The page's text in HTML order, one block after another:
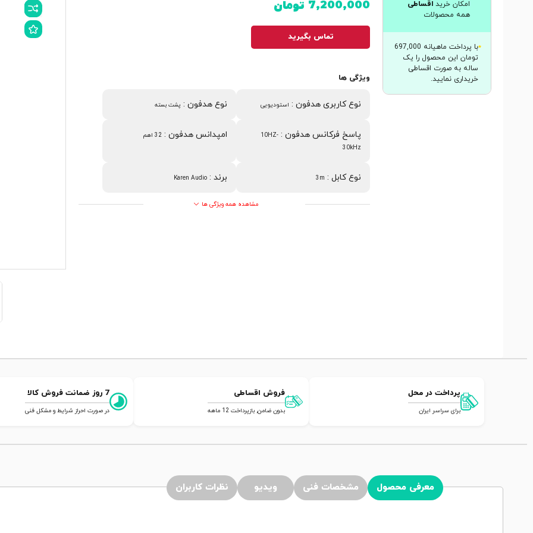
تماس بگیرید
7,200,000 تومان
ویژگی ها
نوع کاربری هدفون: استودیویی نوع هدفون: پشت بسته
پاسخ فرکانس هدفون:
10HZ-
30kHz
امپدانس هدفون: 32 اهم
نوع کابل:
3m برند:
Karen Audio
مشاهده همه ویژگی ها
امکان خرید اقساطی
همه محصولات
با پرداخت ماهیانه 697,000
تومان این محصول را یک
ساله به صورت اقساطی
خریداری نمایید.
پرداخت در محل
برای سراسر ایران
فروش اقساطی
بدون ضامن, بازپرداخت 12 ماهه
7 روز ضمانت فروش کالا
در صورت احراز شرایط و مشکل فنی
معرفی محصول مشخصات فنی ویدیو نظرات کاربران